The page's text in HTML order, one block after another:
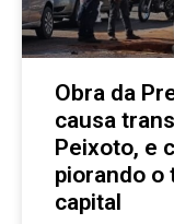
Obra da
causa
Peixoto, e
piorando o
capital